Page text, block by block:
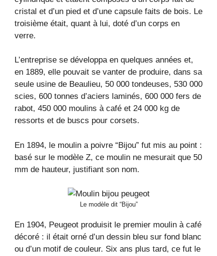
cristal et d’un pied et d’une capsule faits de bois. Le
troisième était, quant à lui, doté d’un corps en
verre.
L’entreprise se développa en quelques années et,
en 1889, elle pouvait se vanter de produire, dans sa
seule usine de Beaulieu, 50 000 tondeuses, 530 000
scies, 600 tonnes d’aciers laminés, 600 000 fers de
rabot, 450 000 moulins à café et 24 000 kg de
ressorts et de buscs pour corsets.
En 1894, le moulin a poivre “Bijou” fut mis au point :
basé sur le modèle Z, ce moulin ne mesurait que 50
mm de hauteur, justifiant son nom.
Le modèle dit “Bijou”
En 1904, Peugeot produisit le premier moulin à café
décoré : il était orné d’un dessin bleu sur fond blanc
ou d’un motif de couleur. Six ans plus tard, ce fut le